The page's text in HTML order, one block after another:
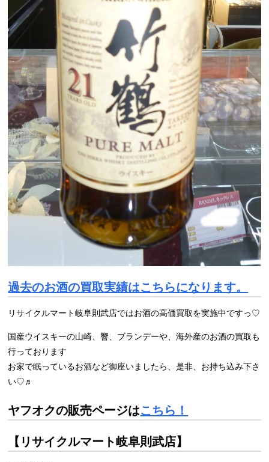
過去のお酒の買取実績はこちらになります。
リサイクルマート岐阜則武店ではお酒の高価買取を実施中ですっ♡
国産ウイスキーの山崎、響、ブランデーや、海外産のお酒の買取も
行っております
お家で眠っているお酒など御座いましたら、是非、お持ち込み下さ
い♡♬
ヤフオクの販売ページはこちら！
【リサイクルマート岐阜則武店】